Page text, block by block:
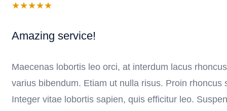
★★★★★
Amazing service!
Maecenas lobortis leo orci, at interdum lacus
varius bibendum. Etiam ut nulla risus. Proin rhoncus
Integer vitae lobortis sapien, quis efficitur leo.